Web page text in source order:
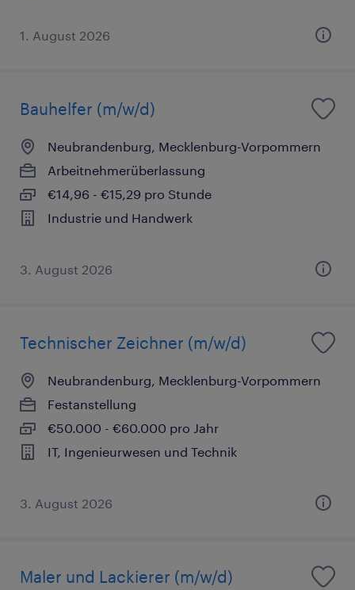
1. August 2026
Bauhelfer (m/w/d)
Neubrandenburg, Mecklenburg-Vorpommern
Arbeitnehmerüberlassung
€14,96 - €15,29 pro Stunde
Industrie und Handwerk
3. August 2026
Technischer Zeichner (m/w/d)
Neubrandenburg, Mecklenburg-Vorpommern
Festanstellung
€50.000 - €60.000 pro Jahr
IT, Ingenieurwesen und Technik
3. August 2026
Maler und Lackierer (m/w/d)